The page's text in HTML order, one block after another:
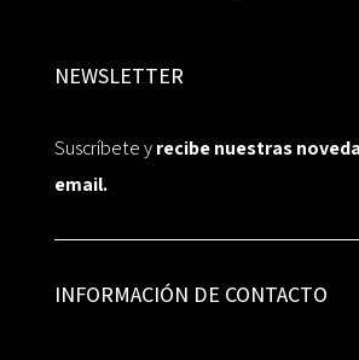
NEWSLETTER
Suscríbete yrecibe nuestras
email.
INFORMACIÓN DE CONTACTO